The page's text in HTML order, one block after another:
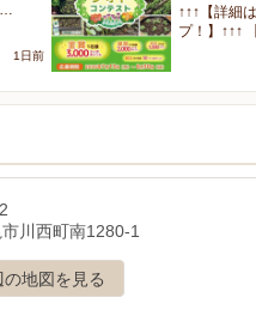
…
1日前
↑↑↑【詳細
プ！】↑↑↑
川西町南1280-1
の地図を見る